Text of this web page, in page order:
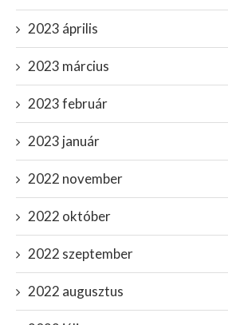
2023 április
2023 március
2023 február
2023 január
2022 november
2022 október
2022 szeptember
2022 augusztus